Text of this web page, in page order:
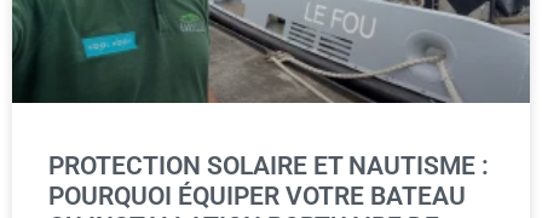
PROTECTION SOLAIRE ET NAUTISME :
POURQUOI ÉQUIPER VOTRE BATEAU